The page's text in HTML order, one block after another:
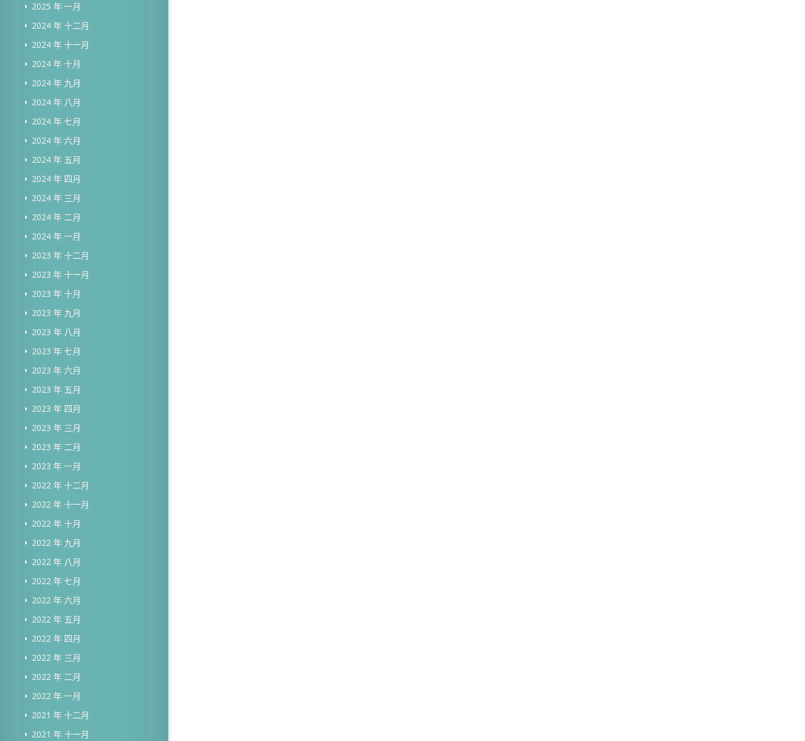
2025 年 一月
2024 年 十二月
2024 年 十一月
2024 年 十月
2024 年 九月
2024 年 八月
2024 年 七月
2024 年 六月
2024 年 五月
2024 年 四月
2024 年 三月
2024 年 二月
2024 年 一月
2023 年 十二月
2023 年 十一月
2023 年 十月
2023 年 九月
2023 年 八月
2023 年 七月
2023 年 六月
2023 年 五月
2023 年 四月
2023 年 三月
2023 年 二月
2023 年 一月
2022 年 十二月
2022 年 十一月
2022 年 十月
2022 年 九月
2022 年 八月
2022 年 七月
2022 年 六月
2022 年 五月
2022 年 四月
2022 年 三月
2022 年 二月
2022 年 一月
2021 年 十二月
2021 年 十一月